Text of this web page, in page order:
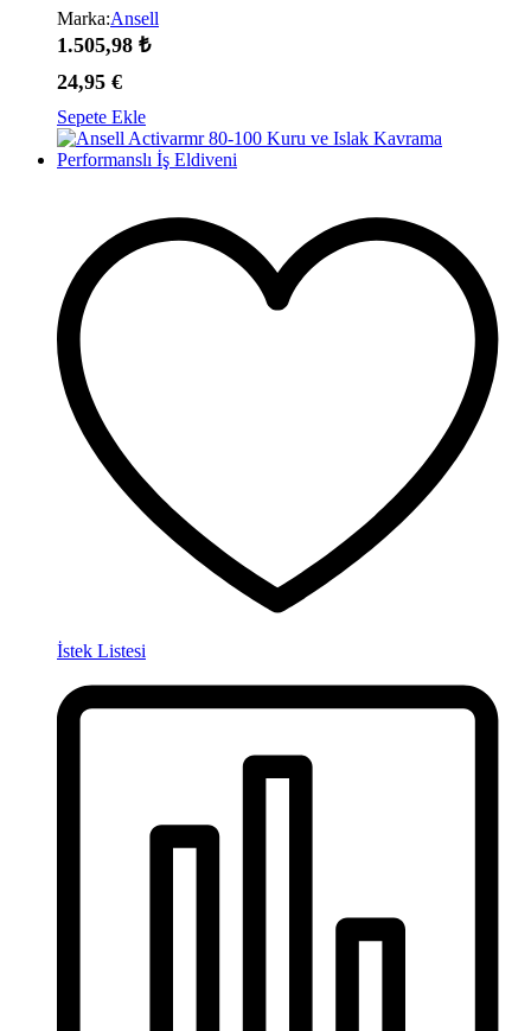
Marka:Ansell
1.505,98 ₺
24,95 €
Sepete Ekle
İstek Listesi